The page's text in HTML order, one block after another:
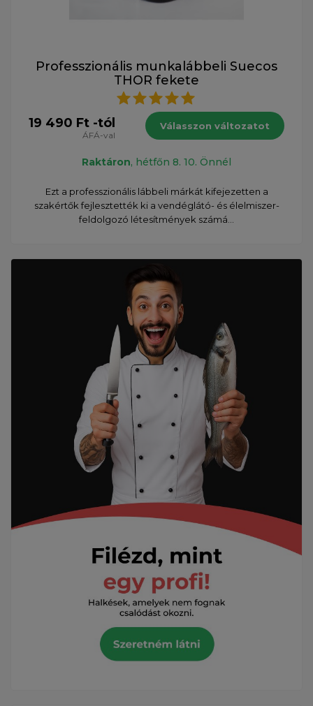
Professzionális munkalábbeli Suecos
THOR fekete
19 490 Ft -tól
ÁFÁ-val
Válasszon változatot
Raktáron, hétfőn 8. 10. Önnél
Ezt a professzionális lábbeli márkát kifejezetten a
szakértők fejlesztették ki a vendéglátó- és élelmiszer-
feldolgozó létesítmények számá...